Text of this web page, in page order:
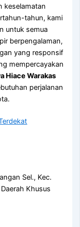
keselamatan
tahun, kami
untuk semua
berpengalaman,
yang responsif
mempercayakan
Hiace Warakas
perjalanan
Sel., Kec.
Khusus